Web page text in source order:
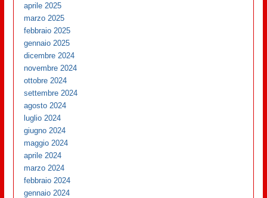
aprile 2025
marzo 2025
febbraio 2025
gennaio 2025
dicembre 2024
novembre 2024
ottobre 2024
settembre 2024
agosto 2024
luglio 2024
giugno 2024
maggio 2024
aprile 2024
marzo 2024
febbraio 2024
gennaio 2024